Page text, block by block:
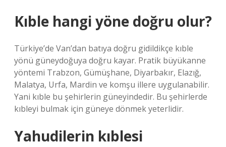
Kıble hangi yöne doğru olur?
Türkiye’de Van’dan batıya doğru gidildikçe kıble
yönü güneydoğuya doğru kayar. Pratik büyükanne
yöntemi Trabzon, Gümüşhane, Diyarbakır, Elazığ,
Malatya, Urfa, Mardin ve komşu illere uygulanabilir.
Yani kıble bu şehirlerin güneyindedir. Bu şehirlerde
kıbleyi bulmak için güneye dönmek yeterlidir.
Yahudilerin kıblesi